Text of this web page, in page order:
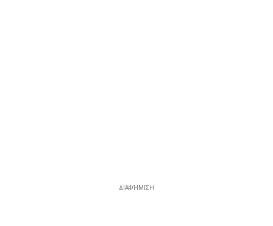
ΔΙΑΦΉΜΙΣΗ